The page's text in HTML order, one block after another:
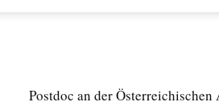
Postdoc an der Österreichischen